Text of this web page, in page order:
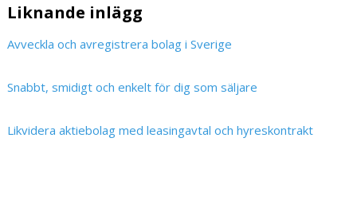
Liknande inlägg
Avveckla och avregistrera bolag i Sverige
Snabbt, smidigt och enkelt för dig som säljare
Likvidera aktiebolag med leasingavtal och hyreskontrakt